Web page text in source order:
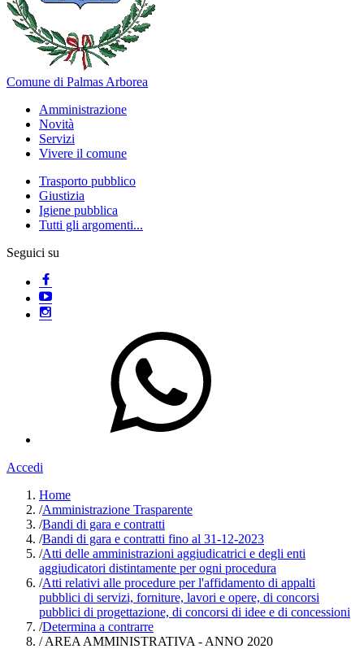
Comune di Palmas Arborea
Amministrazione
Novità
Servizi
Vivere il comune
Trasporto pubblico
Giustizia
Igiene pubblica
Tutti gli argomenti...
Seguici su
Accedi
Home
/Amministrazione Trasparente
/Bandi di gara e contratti
/Bandi di gara e contratti fino al 31-12-2023
/Atti delle amministrazioni aggiudicatrici e degli enti
aggiudicatori distintamente per ogni procedura
/Atti relativi alle procedure per l'affidamento di appalti
pubblici di servizi, forniture, lavori e opere, di concorsi
pubblici di progettazione, di concorsi di idee e di concessioni
/Determina a contrarre
/AREA AMMINISTRATIVA - ANNO 2020